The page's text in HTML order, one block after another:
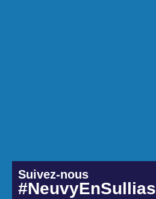
Suivez-nous
#NeuvyEnSullias